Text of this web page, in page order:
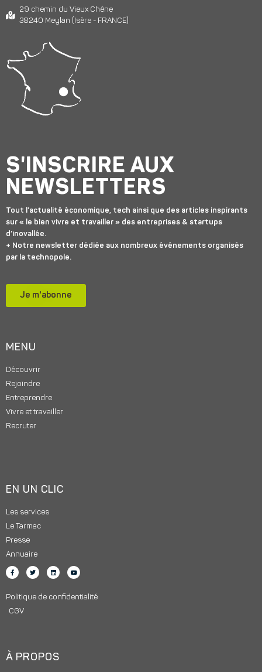
29 chemin du Vieux Chêne
38240 Meylan (Isère - FRANCE)
S'INSCRIRE AUX
NEWSLETTERS
Tout l’actualité économique, tech ainsi que des articles inspirants
sur « le bien vivre et travailler » des entreprises & startups
d’inovallée.
+ Notre newsletter dédiée aux nombreux événements organisés
par la technopole.
Je m'abonne
MENU
Découvrir
Rejoindre
Entreprendre
Vivre et travailler
Recruter
EN UN CLIC
Les services
Le Tarmac
Presse
Annuaire
Politique de confidentialité
CGV
À PROPOS